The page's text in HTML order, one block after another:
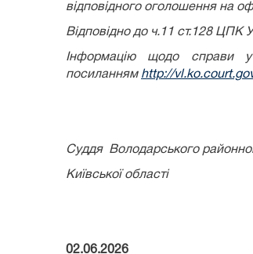
відповідного оголошення на
Відповідно до ч.11 ст.128 ЦПК
Інформацію щодо справи
посиланням http://
Суддя Володарського
Київської
02.06.2026